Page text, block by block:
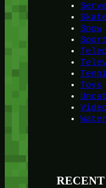
Snow
Sport
Toys
Water
RECENT